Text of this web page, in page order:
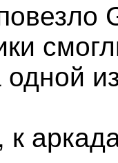
одной
к